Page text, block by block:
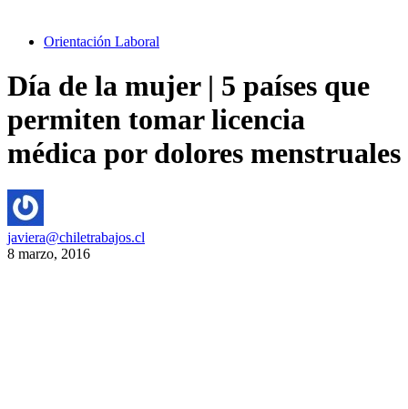
Orientación Laboral
Día de la mujer | 5 países que
permiten tomar licencia
médica por dolores menstruales
javiera@chiletrabajos.cl
8 marzo, 2016